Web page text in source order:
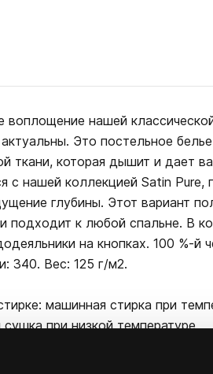
воплощение нашей
Это постельное
ткани, которая дышит и дает
с нашей коллекцией Satin Pure,
глубины. Этот вариант
подходит к любой спальне. В
на кнопках. 100 %-й
340. Вес: 125 г/м2.
машинная стирка при
сушка при низкой температуре.